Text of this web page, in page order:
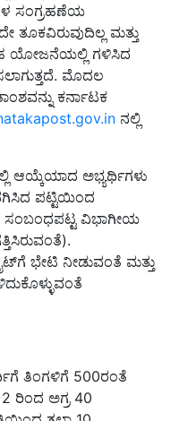
ಸಂಗ್ರಹಣೆಯ
ತೂಕವಿರುವುದಿಲ್ಲ ಮತ್ತು
ಯೋಜನೆಯಲ್ಲಿ ಗಳಿಸಿದ
ಮೊದಲ
ಕರ್ನಾಟಕ
ನಲ್ಲಿ
ಆಯ್ಕೆಯಾದ ಅಭ್ಯರ್ಥಿಗಳು
ಪಟ್ಟಿಯಿಂದ
ವಿಭಾಗೀಯ
ಭೇಟಿ ನೀಡುವಂತೆ ಮತ್ತು
ತಿಂಗಳಿಗೆ 500ರಂತೆ
ರಿಂದ ಅಗ್ರ 40